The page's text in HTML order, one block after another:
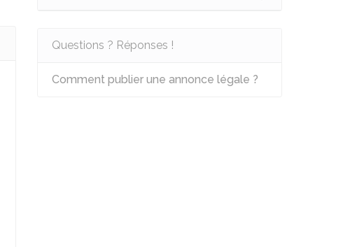
Questions ? Réponses !
Comment publier une annonce légale ?